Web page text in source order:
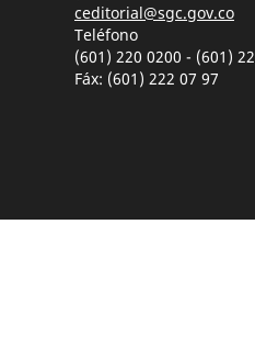
ceditorial@sgc.gov.co
Teléfono
(601) 220 0200 - (601)
Fáx: (601) 222 07 97